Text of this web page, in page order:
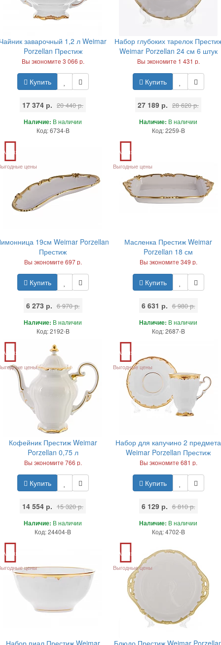
заварочный 1,2 л Weimar
Porzellan Престиж
Вы экономите 3 066 р.
Купить
17 374 р. 20 440 р.
Наличие: В наличии
Код: 6734-B
Набор глубоких тарелок
Weimar Porzellan 24 см 6 штук
Вы экономите 1 431 р.
Купить
27 189 р. 28 620 р.
Наличие: В наличии
Код: 2259-B
Акция
цены
19см Weimar Porzellan
Престиж
Вы экономите 697 р.
Купить
6 273 р. 6 970 р.
Наличие: В наличии
Код: 2192-B
Акция
Выгодные цены
Масленка Престиж Weimar
Porzellan 18 см
Вы экономите 349 р.
Купить
6 631 р. 6 980 р.
Наличие: В наличии
Код: 2687-B
Акция
цены
Кофейник Престиж Weimar
Porzellan 0,75 л
Вы экономите 766 р.
Купить
14 554 р. 15 320 р.
Наличие: В наличии
Код: 24404-B
Акция
Выгодные цены
Набор для капучино 2 предмета
Weimar Porzellan Престиж
Вы экономите 681 р.
Купить
6 129 р. 6 810 р.
Наличие: В наличии
Код: 4702-B
Акция
цены
Набор пиал Престиж Weimar
Акция
Выгодные цены
Блюдо Престиж Weimar